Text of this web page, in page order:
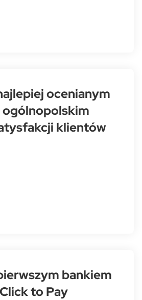
ocenianym
ogólnopolskim
klientów
bankiem
to Pay